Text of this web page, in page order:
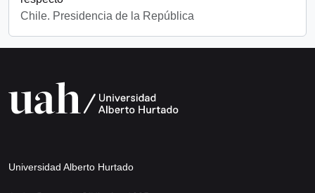
Chile. Presidencia de la República
Universidad Alberto Hurtado